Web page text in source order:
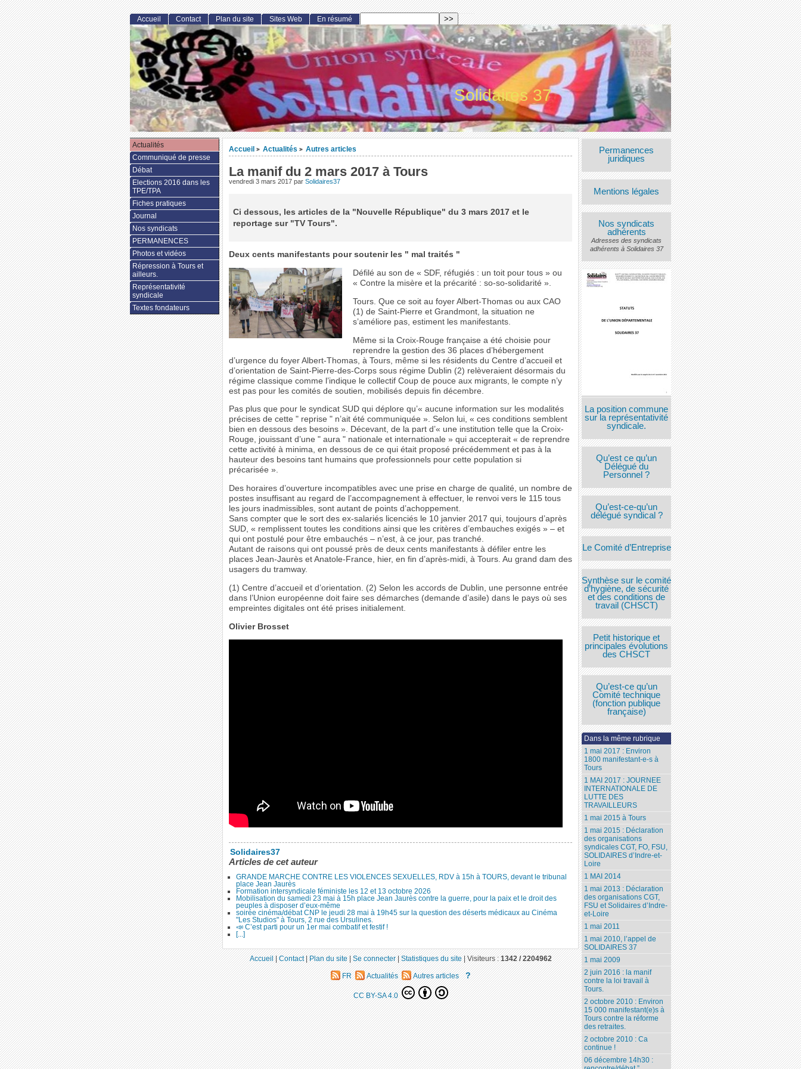
Solidaires 37
Accueil > Actualités > Autres articles
La manif du 2 mars 2017 à Tours
vendredi 3 mars 2017 par Solidaires37
Ci dessous, les articles de la "Nouvelle République" du 3 mars 2017 et le
reportage sur "TV Tours".
Deux cents manifestants pour soutenir les " mal traités "
Défilé au son de « SDF, réfugiés : un toit pour tous » ou
« Contre la misère et la précarité : so-so-solidarité ».
Tours. Que ce soit au foyer Albert-Thomas ou aux CAO
(1) de Saint-Pierre et Grandmont, la situation ne
s’améliore pas, estiment les manifestants.
Même si la Croix-Rouge française a été choisie pour
reprendre la gestion des 36 places d’hébergement
d’urgence du foyer Albert-Thomas, à Tours, même si les résidents du Centre d’accueil et
d’orientation de Saint-Pierre-des-Corps sous régime Dublin (2) relèveraient désormais du
régime classique comme l’indique le collectif Coup de pouce aux migrants, le compte n’y
est pas pour les comités de soutien, mobilisés depuis fin décembre.
Pas plus que pour le syndicat SUD qui déplore qu’« aucune information sur les modalités
précises de cette " reprise " n’ait été communiquée ». Selon lui, « ces conditions semblent
bien en dessous des besoins ». Décevant, de la part d’« une institution telle que la Croix-
Rouge, jouissant d’une " aura " nationale et internationale » qui accepterait « de reprendre
cette activité à minima, en dessous de ce qui était proposé précédemment et pas à la
hauteur des besoins tant humains que professionnels pour cette population si
précarisée ».
Des horaires d’ouverture incompatibles avec une prise en charge de qualité, un nombre de
postes insuffisant au regard de l’accompagnement à effectuer, le renvoi vers le 115 tous
les jours inadmissibles, sont autant de points d’achoppement.
Sans compter que le sort des ex-salariés licenciés le 10 janvier 2017 qui, toujours d’après
SUD, « remplissent toutes les conditions ainsi que les critères d’embauches exigés » – et
qui ont postulé pour être embauchés – n’est, à ce jour, pas tranché.
Autant de raisons qui ont poussé près de deux cents manifestants à défiler entre les
places Jean-Jaurès et Anatole-France, hier, en fin d’après-midi, à Tours. Au grand dam des
usagers du tramway.
(1) Centre d’accueil et d’orientation. (2) Selon les accords de Dublin, une personne entrée
dans l’Union européenne doit faire ses démarches (demande d’asile) dans le pays où ses
empreintes digitales ont été prises initialement.
Olivier Brosset
Solidaires37
Articles de cet auteur
GRANDE MARCHE CONTRE LES VIOLENCES SEXUELLES, RDV à 15h à TOURS, devant le tribunal
place Jean Jaurès
Formation intersyndicale féministe les 12 et 13 octobre 2026
Mobilisation du samedi 23 mai à 15h place Jean Jaurès contre la guerre, pour la paix et le droit des
peuples à disposer d’eux-même
soirée cinéma/débat CNP le jeudi 28 mai à 19h45 sur la question des déserts médicaux au Cinéma
"Les Studios" à Tours, 2 rue des Ursulines.
📣 C’est parti pour un 1er mai combatif et festif !
[...]
Permanences
juridiques
Mentions légales
Nos syndicats
adhérents
Adresses des syndicats
adhérents à Solidaires 37
La position commune
sur la représentativité
syndicale.
Qu’est ce qu’un
Délégué du
Personnel ?
Qu’est-ce-qu’un
délégué syndical ?
Le Comité d’Entreprise
Synthèse sur le comité
d’hygiène, de sécurité
et des conditions de
travail (CHSCT)
Petit historique et
principales évolutions
des CHSCT
Qu’est-ce qu’un
Comité technique
(fonction publique
française)
Dans la même rubrique
1 mai 2017 : Environ
1800 manifestant-e-s à
Tours
1 MAI 2017 : JOURNEE
INTERNATIONALE DE
LUTTE DES
TRAVAILLEURS
1 mai 2015 à Tours
1 mai 2015 : Déclaration
des organisations
syndicales CGT, FO, FSU,
SOLIDAIRES d’Indre-et-
Loire
1 MAI 2014
1 mai 2013 : Déclaration
des organisations CGT,
FSU et Solidaires d’Indre-
et-Loire
1 mai 2011
1 mai 2010, l’appel de
SOLIDAIRES 37
1 mai 2009
2 juin 2016 : la manif
contre la loi travail à
Tours.
2 octobre 2010 : Environ
15 000 manifestant(e)s à
Tours contre la réforme
des retraites.
2 octobre 2010 : Ca
continue !
06 décembre 14h30 :
Accueil Contact Plan du site Sites Web En résumé
Actualités
Communiqué de presse
Débat
Elections 2016 dans les
TPE/TPA
Fiches pratiques
Journal
Nos syndicats
PERMANENCES
Photos et vidéos
Répression à Tours et
ailleurs.
Représentativité
syndicale
Textes fondateurs
Accueil|Contact|Plan du site|Se connecter|Statistiques du site|Visiteurs :1342 / 2204962
FR Actualités Autres articles ?
CC BY-SA 4.0